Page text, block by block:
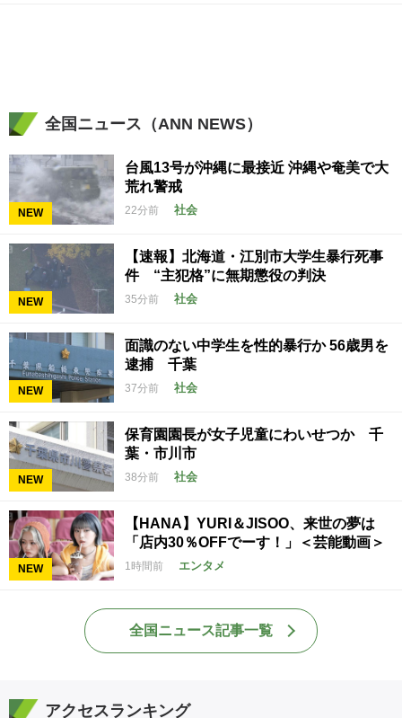
全国ニュース（ANN NEWS）
NEW
台風13号が沖縄に最接近 沖縄や奄美で大
荒れ警戒
22分前 社会
NEW
【速報】北海道・江別市大学生暴行死事
件 “主犯格”に無期懲役の判決
35分前 社会
NEW
面識のない中学生を性的暴行か 56歳男を
逮捕 千葉
37分前 社会
NEW
保育園園長が女子児童にわいせつか 千
葉・市川市
38分前 社会
NEW
【HANA】YURI＆JISOO、来世の夢は
「店内30％OFFでーす！」＜芸能動画＞
1時間前 エンタメ
全国ニュース記事一覧
アクセスランキング